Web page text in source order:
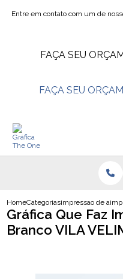
Entre em contato com um de
FAÇA SEU
FAÇA SEU
HomeCategoriasimpressao de
Gráfica Que Faz
Branco VILA